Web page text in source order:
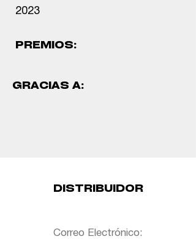
2023
PREMIOS:
GRACIAS A:
DISTRIBUIDOR
Correo Electrónico: